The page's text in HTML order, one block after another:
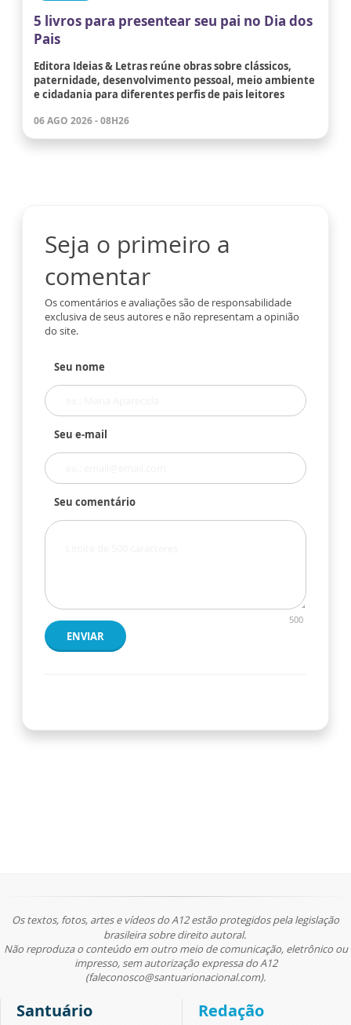
5 livros para presentear seu pai no Dia dos
Pais
Editora Ideias & Letras reúne obras sobre clássicos,
paternidade, desenvolvimento pessoal, meio ambiente
e cidadania para diferentes perfis de pais leitores
06 AGO 2026 - 08H26
Seja o primeiro a
comentar
Os comentários e avaliações são de responsabilidade
exclusiva de seus autores e não representam a opinião
do site.
Seu nome
Seu e-mail
Seu comentário
500
ENVIAR
Os textos, fotos, artes e vídeos do A12 estão protegidos pela legislação
brasileira sobre direito autoral.
Não reproduza o conteúdo em outro meio de comunicação, eletrônico ou
impresso, sem autorização expressa do A12
(faleconosco@santuarionacional.com).
Santuário Redação